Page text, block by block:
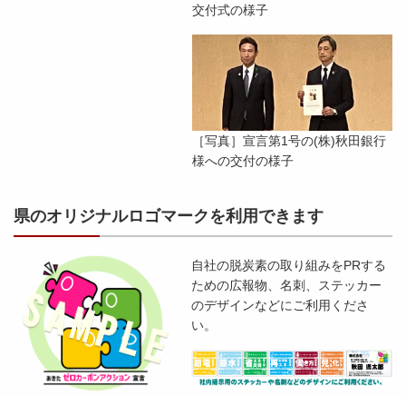
交付式の様子
［写真］宣言第1号の(株)秋田銀行
様への交付の様子
県のオリジナルロゴマークを利用できます
自社の脱炭素の取り組みをPRする
ための広報物、名刺、ステッカー
のデザインなどにご利用くださ
い。